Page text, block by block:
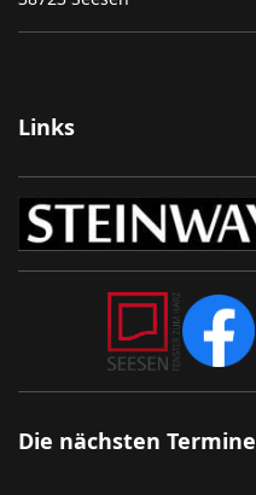
Links
Die nächsten Termine